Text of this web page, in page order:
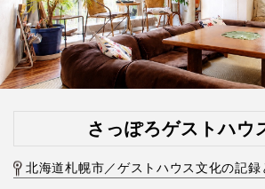
さっぽろゲストハウ
北海道札幌市／ゲストハウス文化の記録